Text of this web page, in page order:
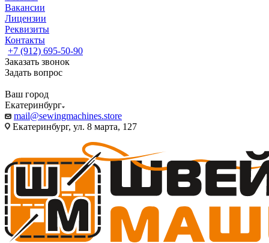
Вакансии
Лицензии
Реквизиты
Контакты
+7 (912) 695-50-90
Заказать звонок
Задать вопрос
Ваш город
Екатеринбург
mail@sewingmachines.store
Екатеринбург, ул. 8 марта, 127